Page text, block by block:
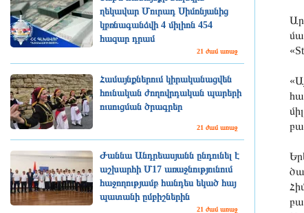
ղեկավար Մուրադ Սիմոնյանից
կբռնագանձվի 4 միլիոն 454
հազար դրամ
21 ժամ առաջ
Համայնքներում կիրականացվեն
հունական ժողովրդական պարերի
ուսուցման ծրագրեր
21 ժամ առաջ
Ժաննա Անդրեասյանն ընդունել է
աշխարհի Մ17 առաջնությունում
հաջողությամբ հանդես եկած հայ
պատանի ըմբիշներին
21 ժամ առաջ